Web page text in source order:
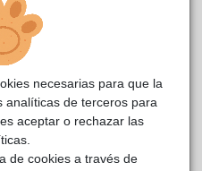
centro de acogida
dos hermanos que han
trabajando con ellos para
necesarias para que la
analíticas de terceros para
aceptar o rechazar las
de cookies a través de